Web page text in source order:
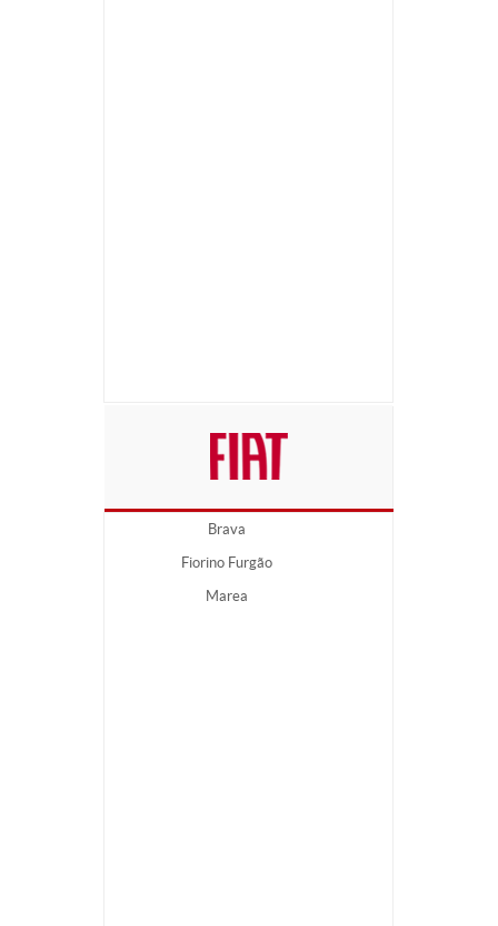
Brava
Fiorino Furgão
Marea